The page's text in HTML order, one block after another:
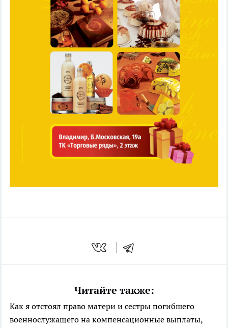
Читайте также:
Как я отстоял право матери и сестры погибшего
военнослужащего на компенсационные выплаты,